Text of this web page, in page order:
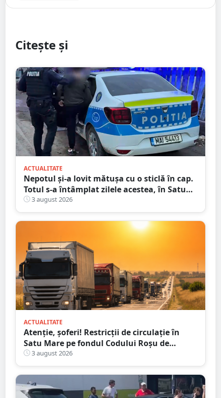
Citește și
ACTUALITATE
Nepotul și-a lovit mătușa cu o sticlă în cap.
Totul s-a întâmplat zilele acestea, în Satu
Mare
3 august 2026
ACTUALITATE
Atenție, șoferi! Restricții de circulație în
Satu Mare pe fondul Codului Roșu de
caniculă
3 august 2026